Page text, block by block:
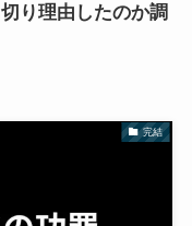
り理由したのか調
完結